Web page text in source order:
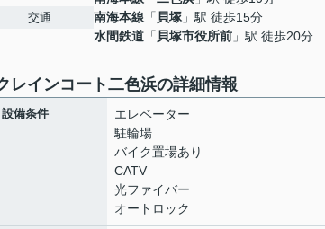
交通
南海本線 「 貝塚 」駅 徒歩15分
水間鉄道 「 貝塚市役所前 」駅 徒歩20分
レインコート二色浜の詳細情報
設備条件
エレベーター
駐輪場
バイク置場あり
CATV
光ファイバー
オートロック